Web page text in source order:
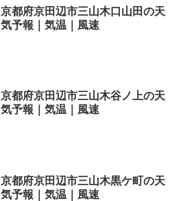
京都府京田辺市三山木口山田の天
気予報｜気温｜風速
京都府京田辺市三山木谷ノ上の天
気予報｜気温｜風速
京都府京田辺市三山木黒ケ町の天
気予報｜気温｜風速